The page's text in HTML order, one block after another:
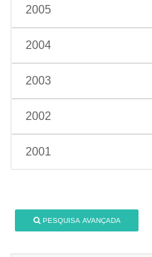
2005
2004
2003
2002
2001
PESQUISA AVANÇADA